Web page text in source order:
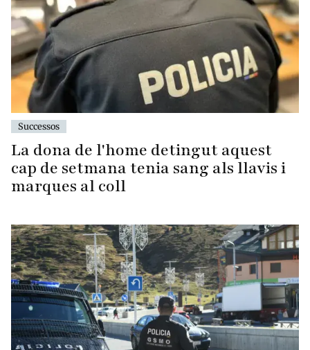
Successos
La dona de l'home detingut aquest
cap de setmana tenia sang als llavis i
marques al coll